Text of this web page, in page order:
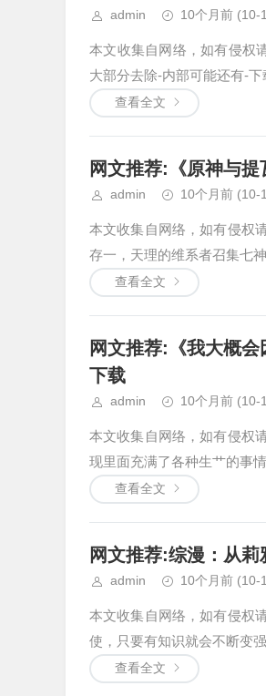
admin 10个月前 (10-
本文收集自网络，如有侵权
大部分去除-内部可能还有-
查看全文
网文推荐:《原神与
admin 10个月前 (10-
本文收集自网络，如有侵权
存一，天理的维系者召集七
查看全文
网文推荐:《我大概
下载
admin 10个月前 (10-
本文收集自网络，如有侵权
现里面充满了各种生艹的事
查看全文
网文推荐:综漫：从
admin 10个月前 (10-
本文收集自网络，如有侵权
使，只要有知识就会不断变
查看全文